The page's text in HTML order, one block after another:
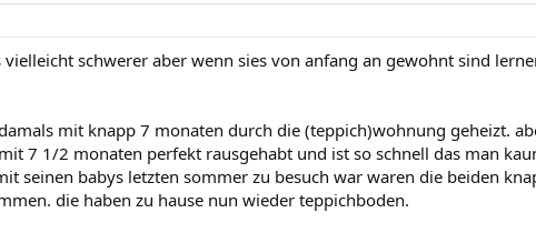
schwerer aber wenn sies von anfang an gewohnt sind
mit knapp 7 monaten durch die (teppich)wohnung geheizt.
7 1/2 monaten perfekt rausgehabt und ist so schnell das man
seinen babys letzten sommer zu besuch war waren die beiden
die haben zu hause nun wieder teppichboden.